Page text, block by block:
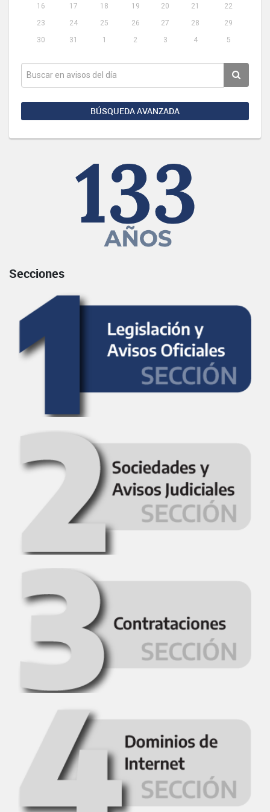
16
17 18 19 20 21
22
23
24 25 26 27 28
29
30
31 1 2 3 4 5
BÚSQUEDA AVANZADA
Secciones